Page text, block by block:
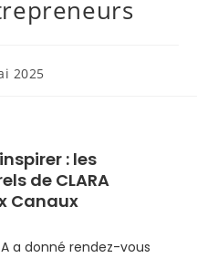
2025
: les
de CLARA
Canaux
a donné rendez-vous